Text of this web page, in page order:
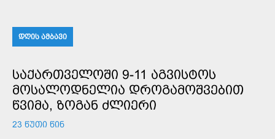
ᲓᲦᲘᲡ ᲐᲛᲑᲐᲕᲘ
ᲡᲐᲥᲐᲠᲗᲕᲔᲚᲝᲨᲘ 9-11 ᲐᲒᲕᲘᲡᲢᲝᲡ
ᲛᲝᲡᲐᲚᲝᲓᲜᲔᲚᲘᲐ ᲓᲠᲝᲒᲐᲛᲝᲨᲕᲔᲑᲘᲗ
ᲬᲕᲘᲛᲐ, ᲖᲝᲒᲐᲜ ᲫᲚᲘᲔᲠᲘ
23 ᲬᲣᲗᲘ ᲬᲘᲜ